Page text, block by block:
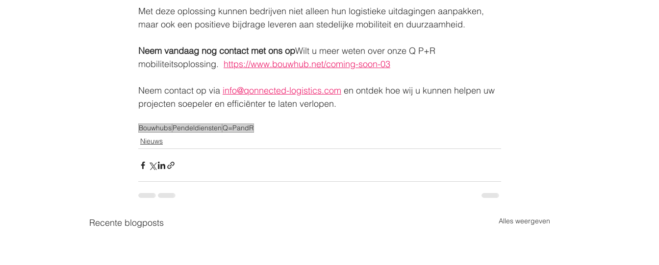
Met deze oplossing kunnen bedrijven niet alleen hun logistieke uitdagingen aanpakken,
maar ook een positieve bijdrage leveren aan stedelijke mobiliteit en duurzaamheid.
Neem vandaag nog contact met ons opWilt u meer weten over onze Q P+R
mobiliteitsoplossing. https://www.bouwhub.net/coming-soon-03
Neem contact op via info@qonnected-logistics.com en ontdek hoe wij u kunnen helpen uw
projecten soepeler en efficiënter te laten verlopen.
BouwhubsPendeldienstenQ=PandR
Nieuws
Recente blogposts Alles weergeven